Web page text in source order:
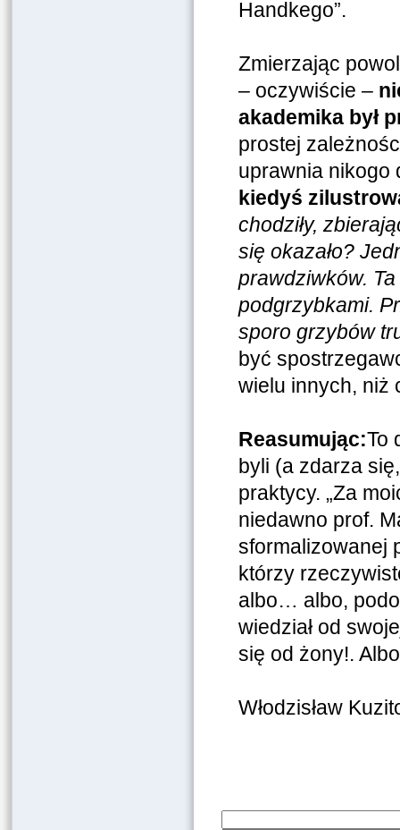
Handkego”.
Zmierzając
– oczywiście –
akademika był
prostej
uprawnia nikogo
kiedyś
chodziły,
się okazało?
prawdziwków. Ta
podgrzybkami.
sporo grzybów
być
wielu innych, niż
Reasumując:To
byli (a zdarza
praktycy. „Za
niedawno prof.
sformalizowanej
którzy
albo… albo,
wiedział od
się od żony!.
Włodzisław